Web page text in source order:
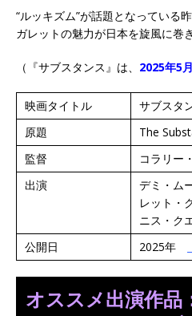
“ルッキズム”が話題となっている
ガレットの魅力が日本を旋風に巻
（『サブスタンス』は、 2025年5
映画タイトル
サブスタ
原題
The
監督
コラリー
出演
デミ・ム
レット・
ニス・ク
公開日
2025年
オススメ出演作品